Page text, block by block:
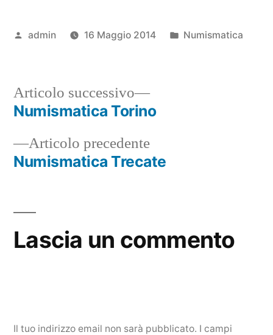
Pubblicato
admin 16 Maggio 2014
Pubblicato
Numismatica
Navigazione
articoli
Articolo precedenteArticolo
precedente:
Numismatica Trecate
Articolo successivo
Articolo
successivo:
Numismatica Torino
Lascia un commento
Il tuo indirizzo email non sarà pubblicato. I campi